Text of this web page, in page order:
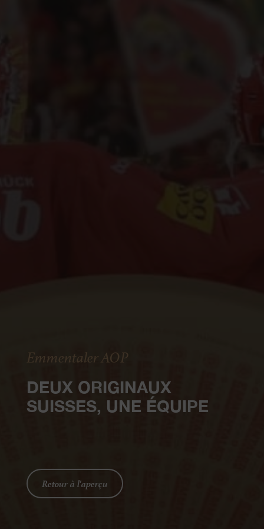
Emmentaler AOP
DEUX ORIGINAUX
SUISSES, UNE ÉQUIPE
Retour à l'aperçu